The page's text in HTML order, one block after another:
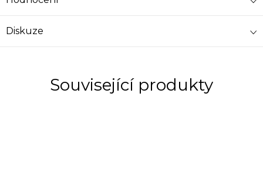
Diskuze
Související produkty